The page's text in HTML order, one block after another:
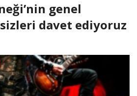
genel
davet ediyoruz